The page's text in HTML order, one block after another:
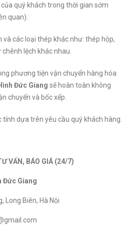
quý khách trong thời gian sớm
quan).
và các loại thép khác như: thép hộp,
lệch khác nhau.
phương tiện vận chuyển hàng hóa
Đức Giang sẽ hoàn toàn không
chuyển và bốc xếp.
tính dựa trên yêu cầu quý khách hàng.
VẤN, BÁO GIÁ (24/7)
Đức Giang
Long Biên, Hà Nội